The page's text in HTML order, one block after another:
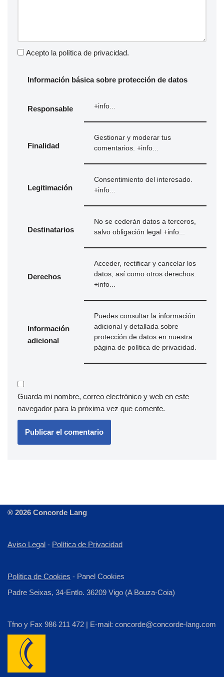
Acepto la política de privacidad.
Información básica sobre protección de datos
Responsable +info...
Finalidad
Gestionar y moderar tus
comentarios. +info...
Legitimación
Consentimiento del interesado.
+info...
Destinatarios
No se cederán datos a terceros,
salvo obligación legal +info...
Derechos
Acceder, rectificar y cancelar los
datos, así como otros derechos.
+info...
Información
adicional
Puedes consultar la información
adicional y detallada sobre
protección de datos en nuestra
página de política de privacidad
Guarda mi nombre, correo electrónico y web en este
navegador para la próxima vez que comente.
® 2026 Concorde Lang
Aviso Legal - Política de Privacidad
Política de Cookies - Panel Cookies
Padre Seixas, 34-Entlo. 36209 Vigo (A Bouza-Coia)
Tfno y Fax 986 211 472 | E-mail: concorde@concorde-lang.com